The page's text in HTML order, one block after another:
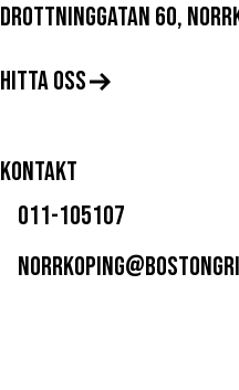
DROTTNINGGATAN 60,
HITTA OSS
KONTAKT
011-105107